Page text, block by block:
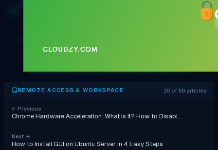
REMOTE ACCESS & WORKSPACE 36 of 56 articles
← Previous
Chrome Hardware Acceleration: What Is It? How to Disabl…
Next →
How to Install GUI on Ubuntu Server in 4 Easy Steps